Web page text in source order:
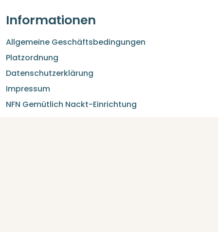
Informationen
Allgemeine Geschäftsbedingungen
Platzordnung
Datenschutzerklärung
Impressum
NFN Gemütlich Nackt-Einrichtung